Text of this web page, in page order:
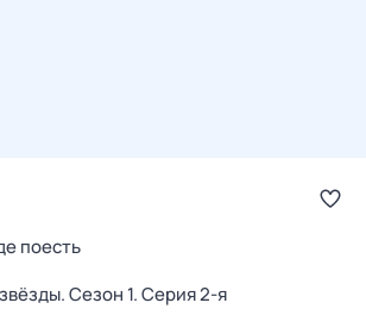
поесть
. Сезон 1. Серия 2-я